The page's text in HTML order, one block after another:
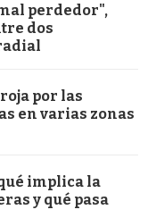
perdedor",
dos
por las
en varias zonas
implica la
y qué pasa